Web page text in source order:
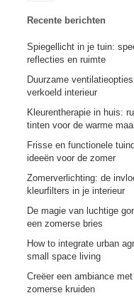
Recente berichten
Spiegellicht in je tuin:
reflecties en ruimte
Duurzame
verkoeld interieur
Kleurentherapie in huis:
tinten voor de warme
Frisse en functionele
ideeën voor de zomer
Zomerverlichting: de
kleurfilters in je interieur
De magie van luchtige
een zomerse bries
How to integrate urban
small space living
Creëer een ambiance
zomerse kruiden